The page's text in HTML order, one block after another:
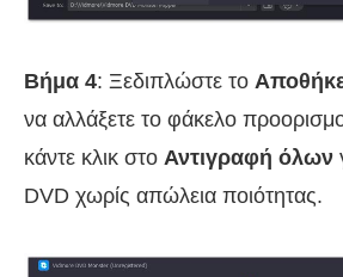
Βήμα 4: Ξεδιπλώστε το
να αλλάξετε το φάκελο
κάντε κλικ στο Αντιγραφή όλων
DVD χωρίς απώλεια ποιότητας.